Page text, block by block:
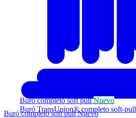
Buró completo soft pullNuevo
Buró TransUnion® completo soft-pull
Buró completo soft pullNuevo